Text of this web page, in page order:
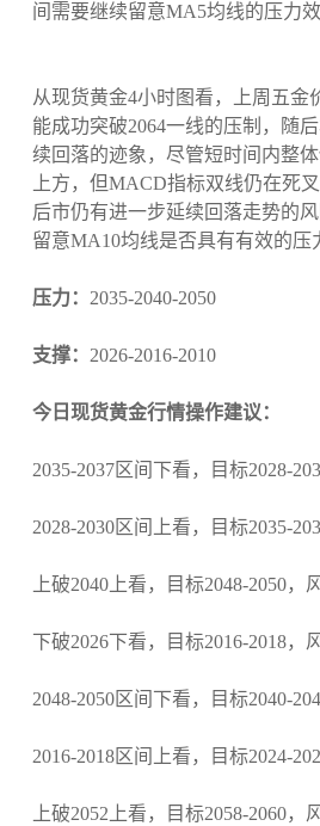
间需要继续留意MA5均线的压力效
从现货黄金4小时图看，上周五金
能成功突破2064一线的压制，随
续回落的迹象，尽管短时间内整
上方，但MACD指标双线仍在死
后市仍有进一步延续回落走势的
留意MA10均线是否具有有效的压
压力： 2035-2040-2050
支撑： 2026-2016-2010
今日现货黄金行情操作建议：
2035-2037区间下看，目标2028-
2028-2030区间上看，目标2035-
上破2040上看，目标2048-2050，
下破2026下看，目标2016-2018，
2048-2050区间下看，目标2040-
2016-2018区间上看，目标2024-
上破2052上看，目标2058-2060，